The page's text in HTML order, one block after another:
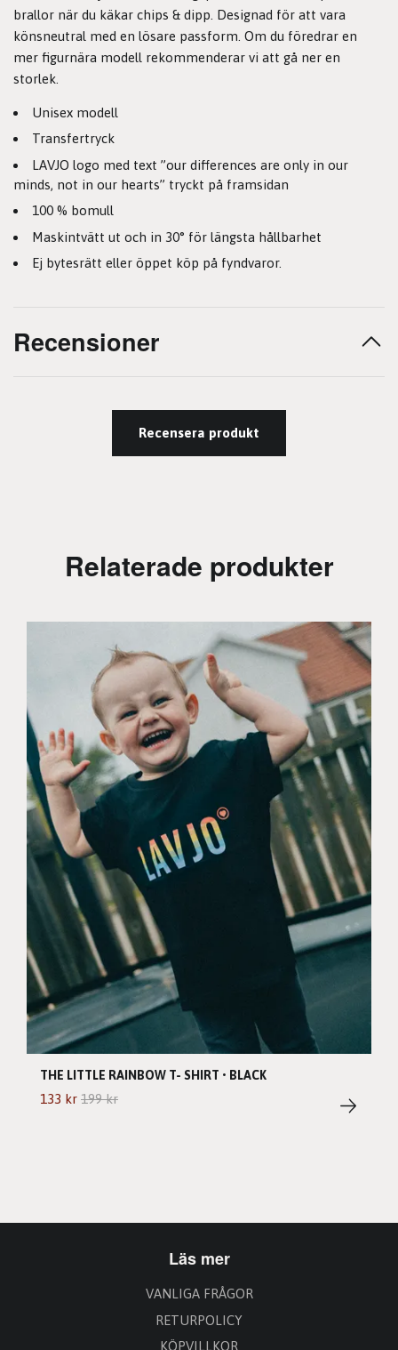
brallor när du käkar chips & dipp. Designad för att vara
könsneutral med en lösare passform. Om du föredrar en
mer figurnära modell rekommenderar vi att gå ner en
storlek.
Unisex modell
Transfertryck
LAVJO logo med text ”our differences are only in our
minds, not in our hearts” tryckt på framsidan
100 % bomull
Maskintvätt ut och in 30° för längsta hållbarhet
Ej bytesrätt eller öppet köp på fyndvaror.
Recensioner
Recensera produkt
Relaterade produkter
THE LITTLE RAINBOW T- SHIRT • BLACK
133 kr 199 kr
Läs mer
VANLIGA FRÅGOR
RETURPOLICY
KÖPVILLKOR